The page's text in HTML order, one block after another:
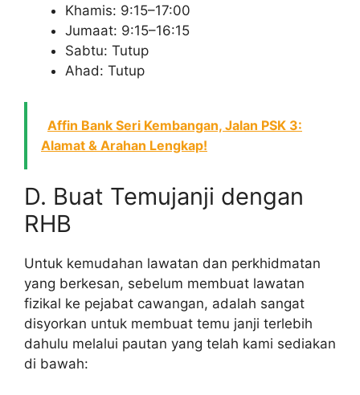
Khamis: 9:15–17:00
Jumaat: 9:15–16:15
Sabtu: Tutup
Ahad: Tutup
Affin Bank Seri Kembangan, Jalan PSK 3:
Alamat & Arahan Lengkap!
D. Buat Temujanji dengan
RHB
Untuk kemudahan lawatan dan perkhidmatan
yang berkesan, sebelum membuat lawatan
fizikal ke pejabat cawangan, adalah sangat
disyorkan untuk membuat temu janji terlebih
dahulu melalui pautan yang telah kami sediakan
di bawah: